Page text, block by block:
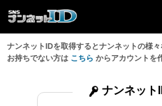
ナンネットIDを取得するとナンネットの様
お持ちでない方は こちら からアカウントを
ナンネット